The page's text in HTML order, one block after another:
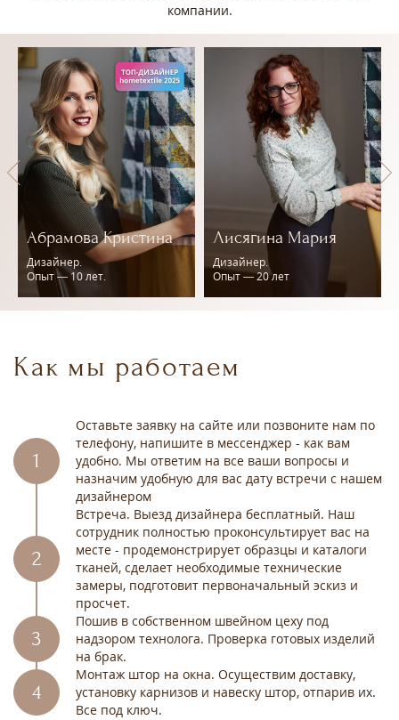
компании.
Абрамова Кристина
Дизайнер.
Опыт — 10 лет.
Лисягина Мария
Дизайнер.
Опыт — 20 лет
Как мы работаем
Оставьте заявку на сайте или позвоните нам по
телефону, напишите в мессенджер - как вам
удобно. Мы ответим на все ваши вопросы и
назначим удобную для вас дату встречи с нашем
дизайнером
Встреча. Выезд дизайнера бесплатный. Наш
сотрудник полностью проконсультирует вас на
месте - продемонстрирует образцы и каталоги
тканей, сделает необходимые технические
замеры, подготовит первоначальный эскиз и
просчет.
Пошив в собственном швейном цеху под
надзором технолога. Проверка готовых изделий
на брак.
Монтаж штор на окна. Осуществим доставку,
установку карнизов и навеску штор, отпарив их.
Все под ключ.